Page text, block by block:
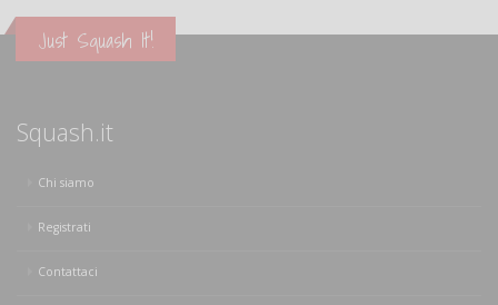
Just Squash It!
Squash.it
Chi siamo
Registrati
Contattaci